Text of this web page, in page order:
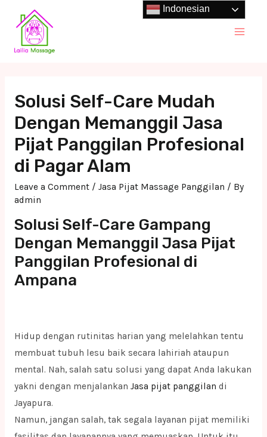
content
Solusi Self-Care Mudah
Dengan Memanggil Jasa
Pijat Panggilan Profesional
di Pagar Alam
Leave a Comment / Jasa Pijat Massage Panggilan / By
admin
Solusi Self-Care Gampang
Dengan Memanggil Jasa Pijat
Panggilan Profesional di
Ampana
Hidup dengan rutinitas harian yang melelahkan tentu
membuat tubuh lesu baik secara lahiriah ataupun
mental. Nah, salah satu solusi yang dapat Anda lakukan
yakni dengan menjalankan Jasa pijat panggilan di
Jayapura.
Namun, jangan salah, tak segala layanan pijat memiliki
Indonesian